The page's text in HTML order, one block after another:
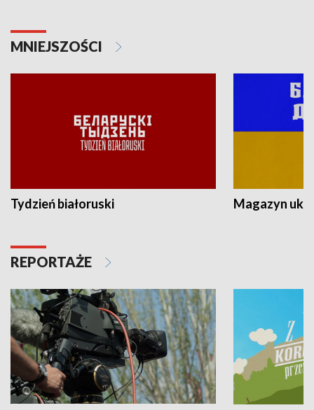
MNIEJSZOŚCI
Tydzień białoruski Magazyn
REPORTAŻE